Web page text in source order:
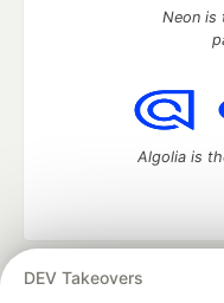
DEV Takeovers
Neon is
Algolia is
DEV Community